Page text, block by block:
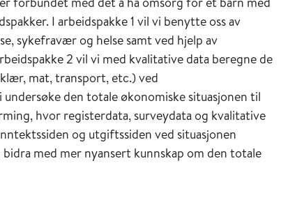
I arbeidspakke 1 vil vi benytte oss av
sykefravær og helse samt ved hjelp av
2 vil vi med kvalitative data beregne de
mat, transport, etc.) ved
den totale økonomiske situasjonen til
hvor registerdata, surveydata og kvalitative
og utgiftssiden ved situasjonen
med mer nyansert kunnskap om den totale